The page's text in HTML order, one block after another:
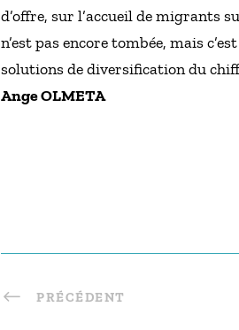
d’offre, sur l’accueil de migrants
n’est pas encore tombée, mais
solutions de diversification du
Ange OLMETA
PRÉCÉDENT